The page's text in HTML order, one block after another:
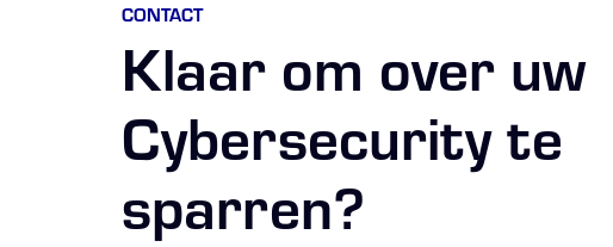
CONTACT
Klaar om over uw
Cybersecurity te
sparren?